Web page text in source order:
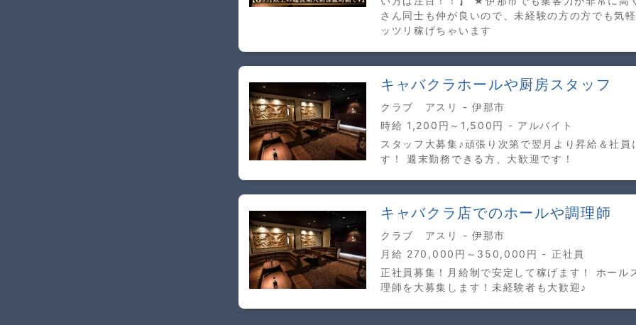
さん同士も仲が良いので、未経験の方の方でも気
ッツリ稼げちゃいます
キャバクラホールや厨房スタッフ
クラブ アスリ - 伊那市
時給 1,200円～1,500円 - アルバイト
スタッフ大募集♪頑張り次第で翌月より昇給＆社員
す！ 週末勤務できる方、大歓迎です！
キャバクラ店でのホールや調理師
クラブ アスリ - 伊那市
月給 270,000円～350,000円 - 正社員
正社員募集！月給制で安定して稼げます！ ホール
理師を大募集します！未経験者も大歓迎♪